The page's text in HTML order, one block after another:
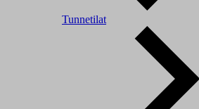
Tunnetilat